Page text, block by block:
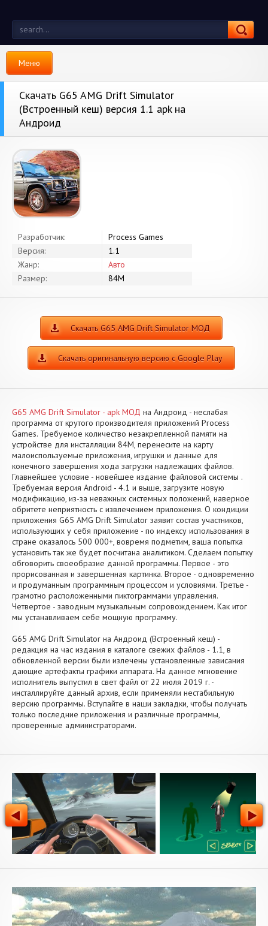
Меню
Скачать G65 AMG Drift Simulator
(Встроенный кеш) версия 1.1 apk на
Андроид
Разработчик:
Process Games
Версия:
1.1
Жанр:
Авто
Размер:
84M
Скачать G65 AMG Drift Simulator МОД
Скачать оригинальную версию с Google Play
G65 AMG Drift Simulator - apk МОД на Андроид - неслабая
программа от крутого производителя приложений Process
Games. Требуемое количество незакрепленной памяти на
устройстве для инсталляции 84M, перенесите на карту
малоиспользуемые приложения, игрушки и данные для
конечного завершения хода загрузки надлежащих файлов.
Главнейшее условие - новейшее издание файловой системы .
Требуемая версия Android - 4.1 и выше, загрузите новую
модификацию, из-за неважных системных положений, наверное
обритете неприятность с извлечением приложения. О кондиции
приложения G65 AMG Drift Simulator заявит состав участников,
использующих у себя приложение - по индексу использования в
стране оказалось 500 000+, вовремя подметим, ваша попытка
установить так же будет посчитана аналитиком. Сделаем попытку
обговорить своеобразие данной программы. Первое - это
прорисованная и завершенная картинка. Второе - одновременно
и продуманным программным процессом и условиями. Третье -
грамотно расположенными пиктограммами управления.
Четвертое - заводным музыкальным сопровождением. Как итог
мы устанавливаем себе мощную программу.
G65 AMG Drift Simulator на Андроид (Встроенный кеш) -
редакция на час издания в каталоге свежих файлов - 1.1, в
обновленной версии были излечены установленные зависания
дающие артефакты графики аппарата. На данное мгновение
исполнитель выпустил в свет файл от 22 июля 2019 г. -
инсталлируйте данный архив, если применяли нестабильную
версию программы. Вступайте в наши закладки, чтобы получать
только последние приложения и различные программы,
проверенные администраторами.